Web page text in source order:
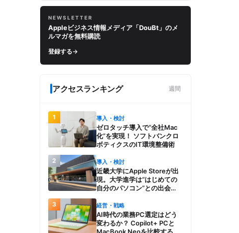
NEWSLETTER
Appleビジネス情報メディア「DouBt」のメ
ルマガを無料購読
登録する→
アクセスランキング 週間
1 導入・検討
ゼロタッチ導入で“全社Mac
化”を実現！ ソフトバンクロ
ボティクスのIT環境整備術
2 導入・検討
近畿大学にApple Storeが出
現。大学進学は“はじめての
自分のパソコン”との出会
楽しさを、夏のオープンキャ
ンパスでアピール
3 経営・戦略
AI時代の業務PC選定はどう
変わるか？ Copilot+ PCと